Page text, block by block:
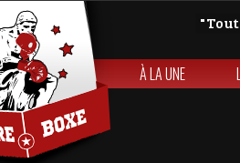
À LA UNE